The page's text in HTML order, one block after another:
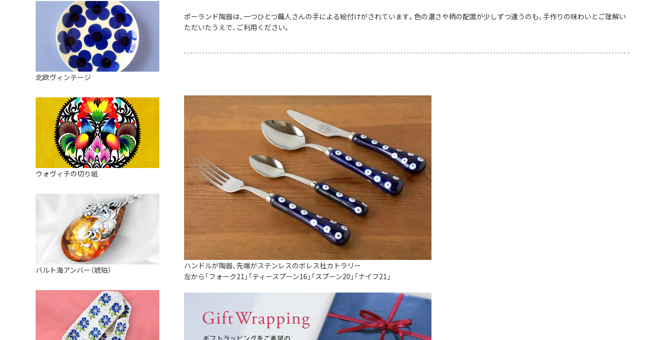
ポーランド陶器は、一つひとつ職人さんの手による絵付けがされています。色の濃さや柄の配置が少しずつ違うのも、手作りの味わいとご理解い
ただいたうえで、ご利用ください。
ハンドルが陶器、先端がステンレスのボレス社カトラリー
左から「フォーク21」「ティースプーン16」「スプーン20」「ナイフ21」
そば猪口・フリーカップ
ココット
薬味入れ
ミキシングボウル
すべて見る
オーナメント
クリーマー
バス・洗面用品
家具小物
小物入れ
アロマポット
バスケット
装飾用タイル・プレート
ミニチュア
天使さま
カードスタンド
マグネット
すべて見る
ペンダントトップ
すべて見る
北欧ヴィンテージ
ウォヴィチの切り紙
バルト海アンバー（琥珀）